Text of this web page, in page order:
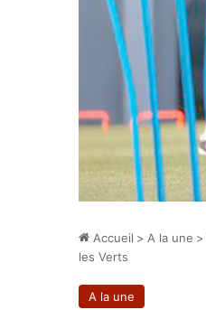
Accueil > A la une >
les Verts
A la une